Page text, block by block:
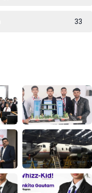
33